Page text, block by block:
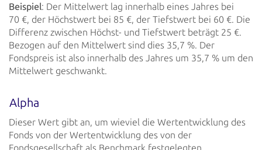
Beispiel: Der Mittelwert lag innerhalb eines Jahres bei
70 €, der Höchstwert bei 85 €, der Tiefstwert bei 60 €. Die
Differenz zwischen Höchst- und Tiefstwert beträgt 25 €.
Bezogen auf den Mittelwert sind dies 35,7 %. Der
Fondspreis ist also innerhalb des Jahres um 35,7 % um den
Mittelwert geschwankt.
Alpha
Dieser Wert gibt an, um wieviel die Wertentwicklung des
Fonds von der Wertentwicklung des von der
Fondsgesellschaft als Benchmark festgelegten